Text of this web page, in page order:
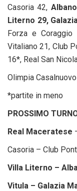
Casoria 42,
Literno 29,
Forza e Coraggio
Vitaliano 21, Club
16*, Real San
Olimpia
*partite in meno
PROSSIMO
Real Maceratese
Casoria – Club
Villa Literno –
Vitula – Galazia